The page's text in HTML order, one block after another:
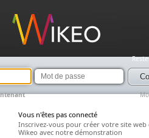
Mot
de
passe
Vous n'êtes pas connecté
Inscrivez-vous pour créer votre site web
Wikeo avec notre démonstration